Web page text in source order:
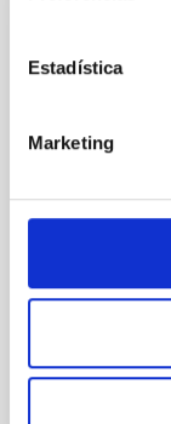
Estadística
Marketing
An
Young
100 Myr
established
disrupted,
Wang,
Fecha